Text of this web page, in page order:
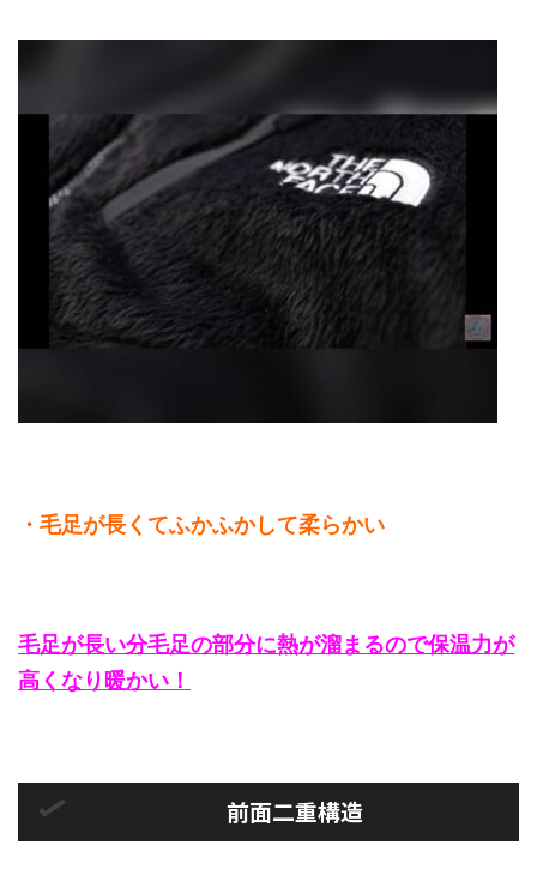
・毛足が長くてふかふかして柔らかい
毛足が長い分毛足の部分に熱が溜まるので保温力が
高くなり暖かい！
前面二重構造